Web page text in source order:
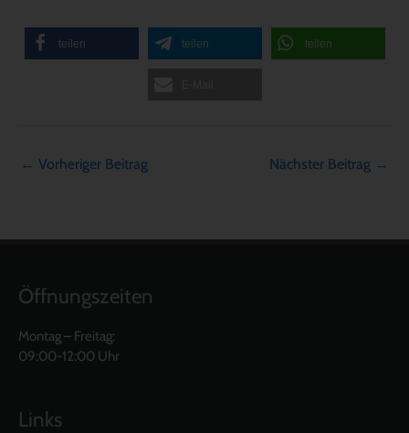
teilen teilen teilen
← Vorheriger Beitrag Nächster Beitrag →
Öffnungszeiten
Montag – Freitag:
09:00-12:00 Uhr
Links